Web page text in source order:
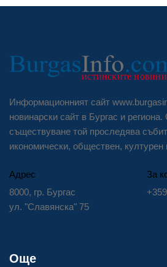
Информационният сайт
новинарски сайт в Бургас и
съществуване той проследява
икономически, обществен, културен
Адрес
8000, гр. Бургас
ул. "Славянска" 75
За
Още